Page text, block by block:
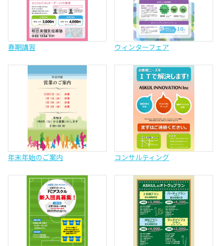
春期講習 ウィンターフェア
年末年始のご案内 コンサルティング